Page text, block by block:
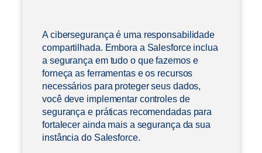
A cibersegurança é uma responsabilidade
compartilhada. Embora a Salesforce inclua
a segurança em tudo o que fazemos e
forneça as ferramentas e os recursos
necessários para proteger seus dados,
você deve implementar controles de
segurança e práticas recomendadas para
fortalecer ainda mais a segurança da sua
instância do Salesforce.